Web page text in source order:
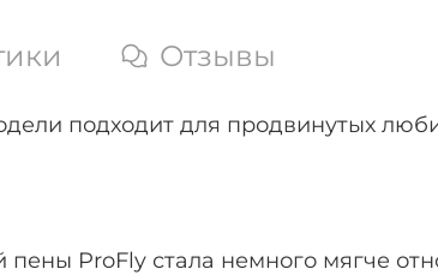
Отзывы
подходит для продвинутых
ProFly стала немного мягче